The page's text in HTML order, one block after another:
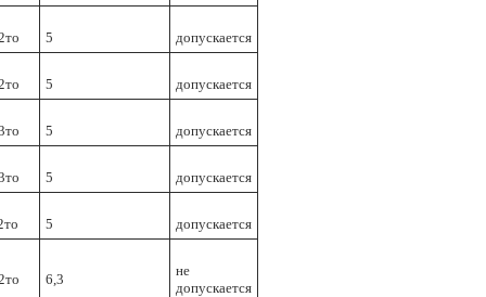
5 допускается
5 допускается
5 допускается
5 допускается
5 допускается
6,3
не
допускается